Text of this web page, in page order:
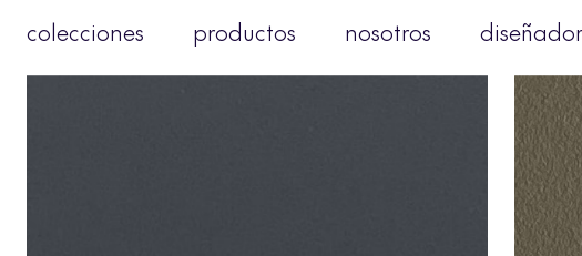
colecciones productos nosotros